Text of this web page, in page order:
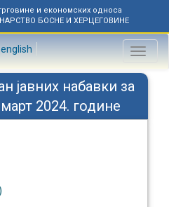
и економских односа
БОСНЕ И ХЕРЦЕГОВИНЕ
english
Toggle
јавних набавки за
2024. године